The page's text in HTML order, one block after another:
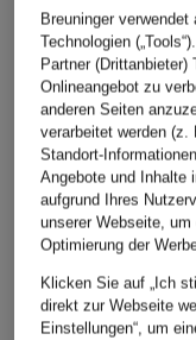
Breuninger
Technologien
Partner (Drittanbieter)
Onlineangebot zu
anderen Seiten
verarbeitet werden (z.
Standort-
Angebote und Inhalte
aufgrund Ihres
unserer Webseite,
Optimierung der
Klicken Sie auf „Ich
direkt zur Webseite
Einstellungen“, um